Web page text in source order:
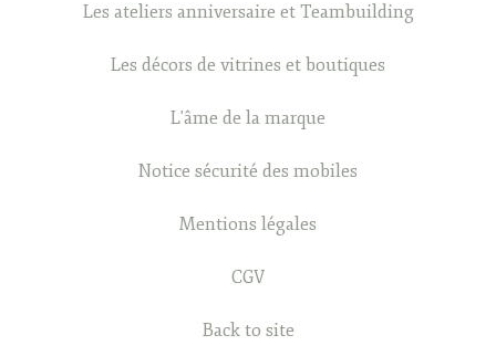
Les ateliers anniversaire et Teambuilding
Les décors de vitrines et boutiques
L'âme de la marque
Notice sécurité des mobiles
Mentions légales
CGV
Back to site